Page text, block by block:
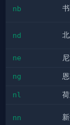
nb
nd
ne
ng
nl
nn